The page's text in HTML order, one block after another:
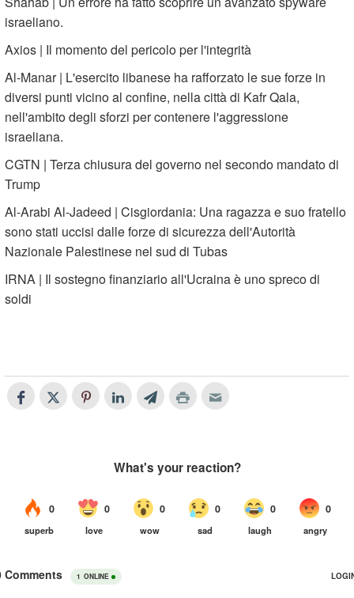
israeliano.
Axios | Il momento del pericolo per l'integrità
Al-Manar | L'esercito libanese ha rafforzato le sue forze in
diversi punti vicino al confine, nella città di Kafr Qala,
nell'ambito degli sforzi per contenere l'aggressione
israeliana.
CGTN | Terza chiusura del governo nel secondo mandato di
Trump
Al-Arabi Al-Jadeed | Cisgiordania: Una ragazza e suo fratello
sono stati uccisi dalle forze di sicurezza dell'Autorità
Nazionale Palestinese nel sud di Tubas
IRNA | Il sostegno finanziario all'Ucraina è uno spreco di
soldi